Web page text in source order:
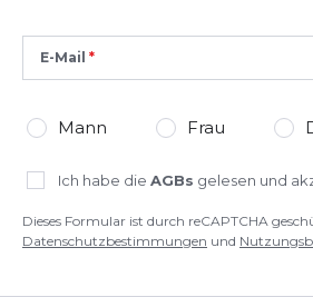
E-Mail
Mann Frau
Ich habe die AGBs gelesen und
Dieses Formular ist durch reCAPTCHA
Datenschutzbestimmungen und